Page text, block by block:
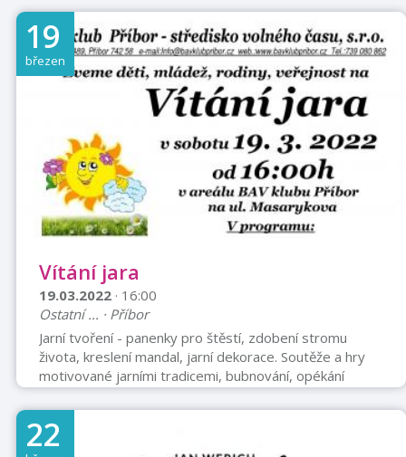
hod. Program: Úpravna vody, návštěva muzea
v Ostravě Nové Vsi, vycházka na Haldu Ema, Ostravský
hrad Přihlášky a platba: nejpozději do 16. 3. 2022
Vladimír Bilský Email:1.kctpribor@email.cz Tel.: 737
375 203 Platit můžete po domluvě na kontaktní adrese
nebo n ...
19
březen
Vítání jara
19.03.2022 · 16:00
Ostatní ... · Příbor
Jarní tvoření - panenky pro štěstí, zdobení stromu
života, kreslení mandal, jarní dekorace. Soutěže a hry
motivované jarními tradicemi, bubnování, opékání
klobás, trampolína, stolní tenis, streetball, skákací hrad
další. V 18 hodin rituální zapálení ohně čerty, tanec
kolem ohně- symbolu světla, vzdávání pocty matce
Zemi, otci Slunci. V 19:30 hodin vyšleme světelný signál
22